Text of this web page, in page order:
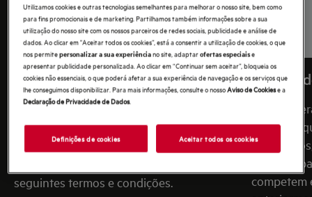
Termos e condições da página web
AEG
Por consentimento expresso, ao navegar
ou descarregar materiais da página web,
seguintes termos e condições.
Política
Aqui
relativa a
quem os
competem
Utilizamos cookies e outras tecnologias semelhantes para melhorar o nosso site, bem como
para fins promocionais e de marketing. Partilhamos também informações sobre a sua
utilização do nosso site com os nossos parceiros de redes sociais, publicidade e análise de
dados. Ao clicar em "Aceitar todos os cookies”, está a consentir a utilização de cookies, o que
nos permitepersonalizar a sua experiênciano site, adaptarofertas especiaise
apresentar publicidade personalizada. Ao clicar em “Continuar sem aceitar”, bloqueia os
cookies não essenciais, o que poderá afetar a sua experiência de navegação e os serviços que
lhe conseguimos disponibilizar. Para mais informações, consulte o nossoAviso de Cookiese a
Declaração de Privacidade de Dados.
Definições de cookies Aceitar todos os cookies